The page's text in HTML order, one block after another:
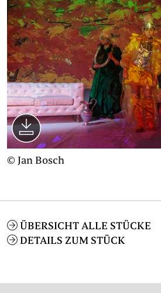
© Jan Bosch
ÜBERSICHT ALLE STÜCKE
DETAILS ZUM STÜCK